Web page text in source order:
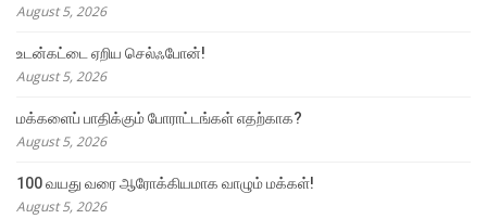
August 5, 2026
உடன்கட்டை ஏறிய செல்ஃபோன்!
August 5, 2026
மக்களைப் பாதிக்கும் போராட்டங்கள் எதற்காக?
August 5, 2026
100 வயது வரை ஆரோக்கியமாக வாழும் மக்கள்!
August 5, 2026